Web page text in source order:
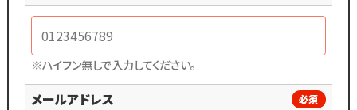
※ハイフン無しで入力してください。
メールアドレス 必須